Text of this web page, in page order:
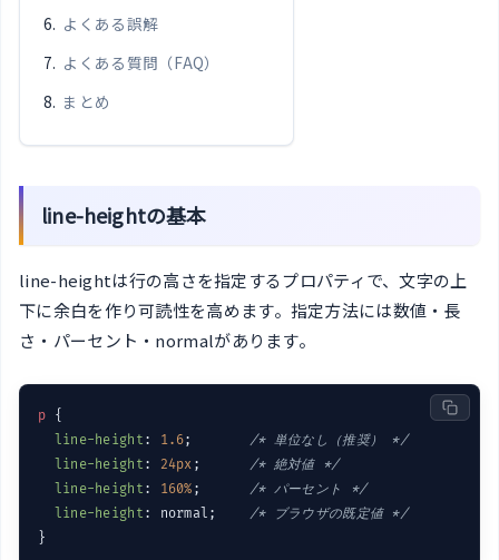
よくある誤解
よくある質問（FAQ）
まとめ
line-heightの基本
line-heightは行の高さを指定するプロパティで、文字の上
下に余白を作り可読性を高めます。指定方法には数値・長
さ・パーセント・normalがあります。
p {
line-height : 1.6; /* 単位なし（推奨） */
line-height : 24px ; /* 絶対値 */
line-height : 160% ; /* パーセント */
line-height : normal; /* ブラウザの既定値 */